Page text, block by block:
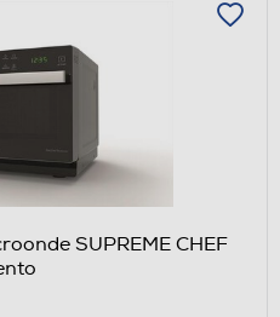
SUPREME CHEF